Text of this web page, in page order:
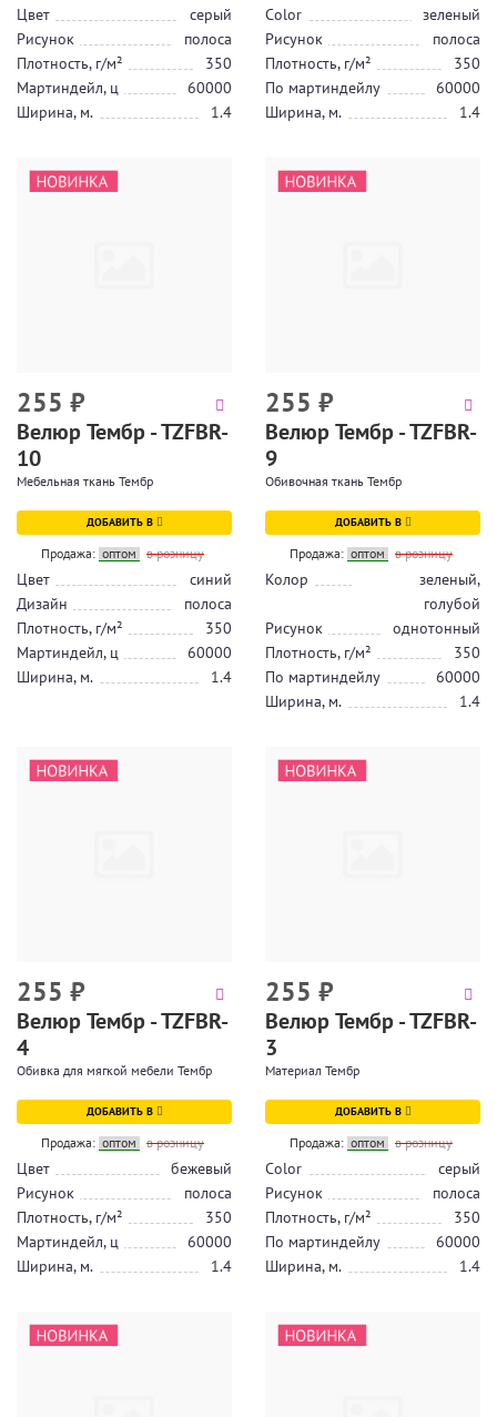
Цвет
серый
Рисунок
полоса
Плотность, г/м²
350
Мартиндейл, ц
60000
Ширина, м.
1.4
Color
зеленый
Рисунок
полоса
Плотность, г/м²
350
По мартиндейлу
60000
Ширина, м.
1.4
255 ₽
Велюр Тембр - TZFBR-
10
Мебельная ткань Тембр
ДОБАВИТЬ В
Продажа: оптом в розницу
Цвет
синий
Дизайн
полоса
Плотность, г/м²
350
Мартиндейл, ц
60000
Ширина, м.
1.4
255 ₽
Велюр Тембр - TZFBR-
9
Обивочная ткань Тембр
ДОБАВИТЬ В
Продажа: оптом в розницу
Колор
зеленый,
голубой
Рисунок
однотонный
Плотность, г/м²
350
По мартиндейлу
60000
Ширина, м.
1.4
255 ₽
Велюр Тембр - TZFBR-
4
Обивка для мягкой мебели Тембр
ДОБАВИТЬ В
Продажа: оптом в розницу
Цвет
бежевый
Рисунок
полоса
Плотность, г/м²
350
Мартиндейл, ц
60000
Ширина, м.
1.4
255 ₽
Велюр Тембр - TZFBR-
3
Материал Тембр
ДОБАВИТЬ В
Продажа: оптом в розницу
Color
серый
Рисунок
полоса
Плотность, г/м²
350
По мартиндейлу
60000
Ширина, м.
1.4